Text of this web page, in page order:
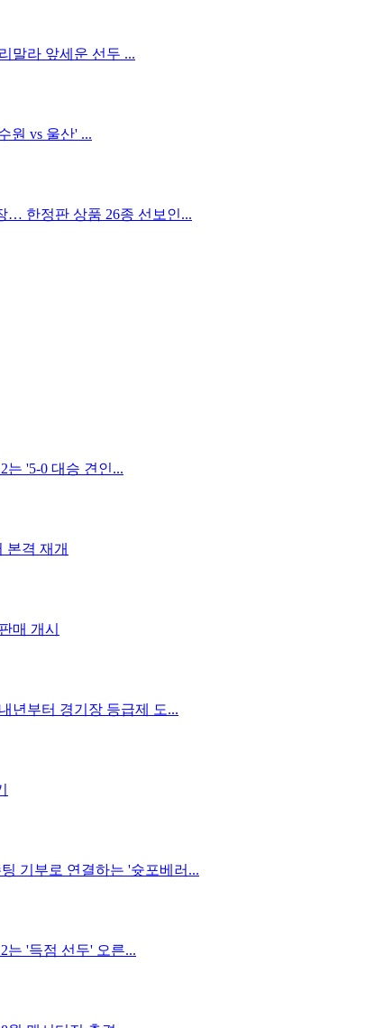
말라 앞세운 선두 ...
원 vs 울산' ...
… 한정판 상품 26종 선보인...
'5-0 대승 견인...
본격 재개
매 개시
년부터 경기장 등급제 도...
기부로 연결하는 '슛포베러...
'득점 선두' 오른...